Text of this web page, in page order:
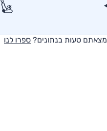
מצאתם טעות בנתונים? ספרו לנו